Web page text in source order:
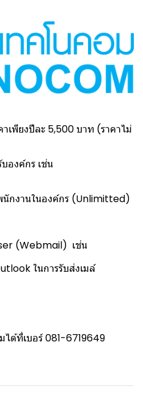
เพียงปีละ 5,500 บาท (ราคาไม่
องค์กร เช่น
นักงานในองค์กร (Unlimitted)
(Webmail) เช่น
ในการรับส่งเมล์
ด้ที่เบอร์ 081-6719649